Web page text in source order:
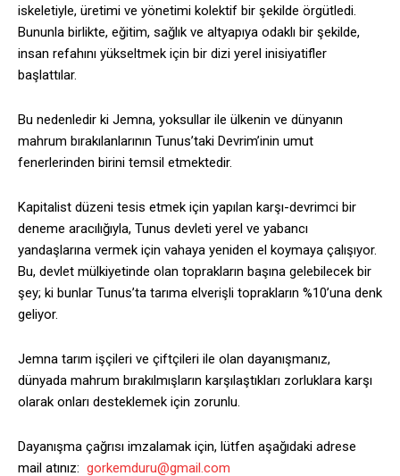
iskeletiyle, üretimi ve yönetimi kolektif bir şekilde örgütledi.
Bununla birlikte, eğitim, sağlık ve altyapıya odaklı bir şekilde,
insan refahını yükseltmek için bir dizi yerel inisiyatifler
başlattılar.
Bu nedenledir ki Jemna, yoksullar ile ülkenin ve dünyanın
mahrum bırakılanlarının Tunus’taki Devrim’inin umut
fenerlerinden birini temsil etmektedir.
Kapitalist düzeni tesis etmek için yapılan karşı-devrimci bir
deneme aracılığıyla, Tunus devleti yerel ve yabancı
yandaşlarına vermek için vahaya yeniden el koymaya çalışıyor.
Bu, devlet mülkiyetinde olan toprakların başına gelebilecek bir
şey; ki bunlar Tunus’ta tarıma elverişli toprakların %10’una denk
geliyor.
Jemna tarım işçileri ve çiftçileri ile olan dayanışmanız,
dünyada mahrum bırakılmışların karşılaştıkları zorluklara karşı
olarak onları desteklemek için zorunlu.
Dayanışma çağrısı imzalamak için, lütfen aşağıdaki adrese
mail atınız: gorkemduru@gmail.com